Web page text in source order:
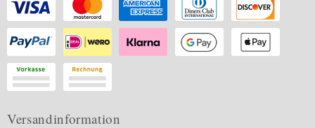
Versandinformation